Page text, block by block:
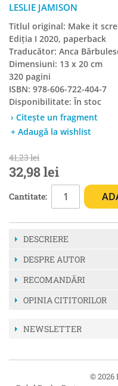
LESLIE JAMISON
Titlul original: Make it
Ediția I 2020, paperback
Traducător: Anca
Dimensiuni: 13 x 20 cm
320 pagini
ISBN: 978-606-722-404-7
Disponibilitate: În stoc
› Citește un fragment
+ Adaugă la wishlist
41,23 lei
32,98 lei
Cantitate:
DESCRIERE
DESPRE AUTOR
RECOMANDĂRI
OPINIA CITITORILOR
NEWSLETTER
© 2026